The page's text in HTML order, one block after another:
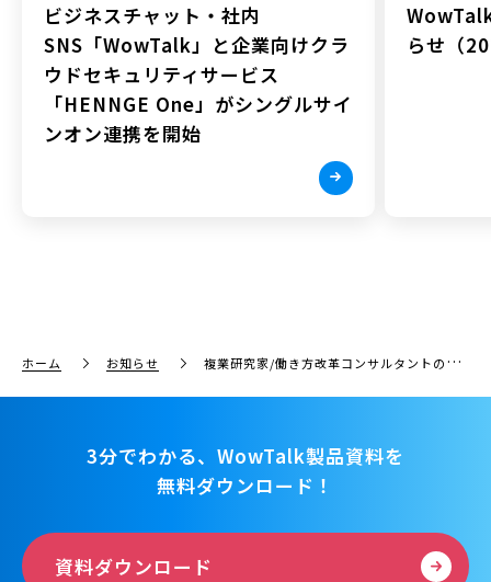
ビジネスチャット・社内
SNS「WowTalk」と企業向けクラ
ウドセキュリティサービス
「HENNGE One」がシングルサイ
ンオン連携を開始
らせ（
ホーム お知らせ 複業研究家/働き方改革コンサルタントの西村創一朗氏がエバンジェリストに就任
3分でわかる、WowTalk製品資料を
無料ダウンロード！
資料ダウンロード